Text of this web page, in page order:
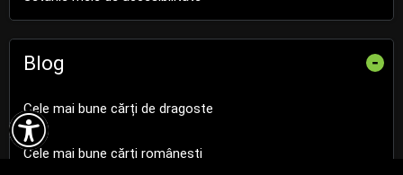

Blog -
Cele mai bune cărți de dragoste
Cele mai bune cărți românești